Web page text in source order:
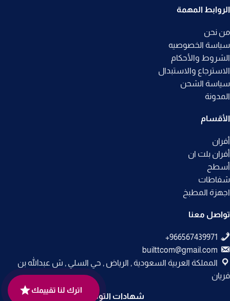
الروابط المهمة
من نحن
سياسة الخصوصيه
الشروط والأحكام
الاسترجاع والاستبدال
سياسة الشحن
المدونة
الأقسام
أفران
أفران بلت ان
أسطح
شفاطات
اجهزة المطبخ
تواصل معنا
builttcom@gmail.com
المملكة العربية السعودية , الرياض , حي السلي , ش عبدالله بن
فريان
شهادات التوثيق
اترك لنا تقييمك